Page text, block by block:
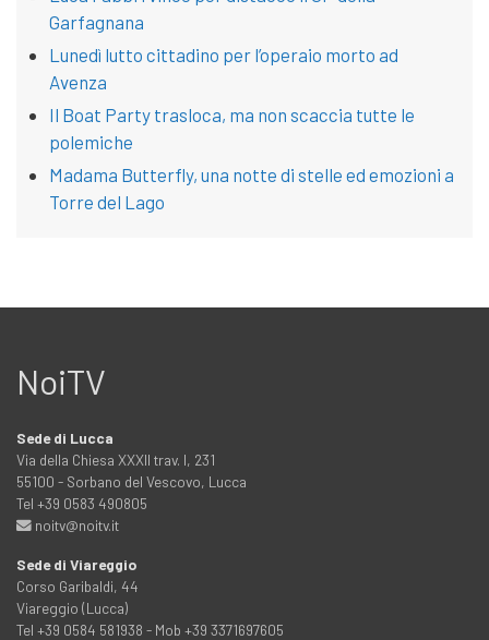
Garfagnana
Lunedì lutto cittadino per l’operaio morto ad
Avenza
Il Boat Party trasloca, ma non scaccia tutte le
polemiche
Madama Butterfly, una notte di stelle ed emozioni a
Torre del Lago
NoiTV
Sede di Lucca
Via della Chiesa XXXII trav. I, 231
55100 - Sorbano del Vescovo, Lucca
Tel +39 0583 490805
noitv@noitv.it
Sede di Viareggio
Corso Garibaldi, 44
Viareggio (Lucca)
Tel +39 0584 581938 - Mob +39 3371697605